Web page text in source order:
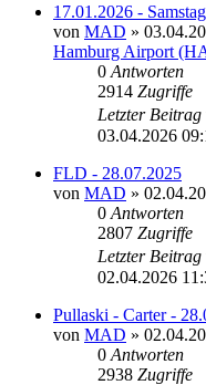
17.01.2026 - Samstag
von MAD »
Hamburg Airport
0 Antworten
2914 Zugriffe
Letzter Beitrag
03.04.2026
FLD - 28.07.2025
von MAD »
0 Antworten
2807 Zugriffe
Letzter Beitrag
02.04.2026
Pullaski - Carter -
von MAD »
0 Antworten
2938 Zugriffe